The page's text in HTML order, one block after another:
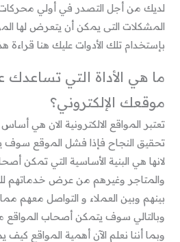
لديك من أجل التصدر في أولي
المشكلات التى يمكن أن يتعرض لها
بإستخدام تلك الأدوات عليك هنا قراءة
ما هي الأداة التي
موقعك الإلكتروني؟
تعتبر المواقع الالكترونية الان هي
تحقيق النجاح فإذا فشل الموقع سوف
لانها هي البنية الأساسية التي تمكن
والمتاجر وغيرهم من عرض خدماتهم
بينهم وبين العملاء و التواصل معهم
وبالتالي سوف يتمكن أصحاب المواقع
وبما أننا نعلم الآن أهمية المواقع